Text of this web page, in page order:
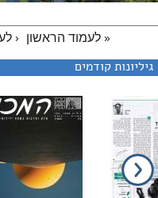
« לעמוד הראשון ‹
גיליונות קודמים